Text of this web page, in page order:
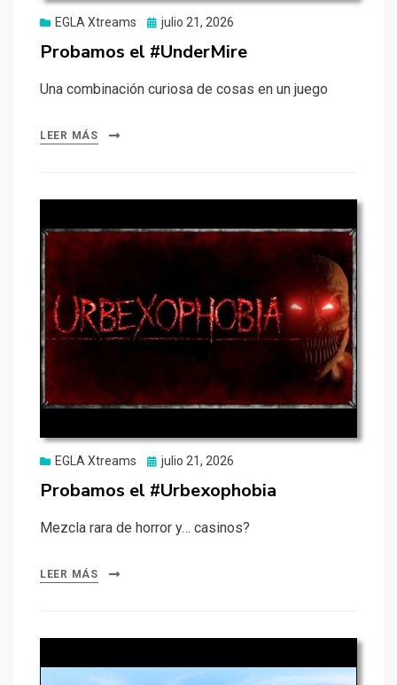
EGLA Xtreams
Publicado
julio 21, 2026
Probamos el #UnderMire
Una combinación curiosa de cosas en un juego
LEER MÁS
EGLA Xtreams
Publicado
julio 21, 2026
Probamos el #Urbexophobia
Mezcla rara de horror y… casinos?
LEER MÁS